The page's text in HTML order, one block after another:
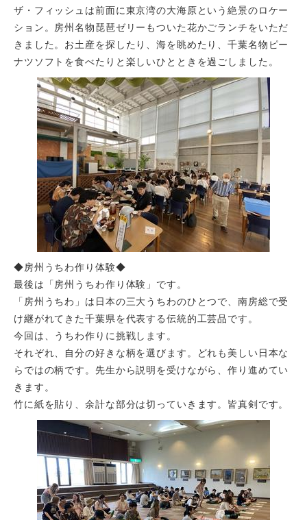
ザ・フィッシュは前面に東京湾の大海原という絶景のロケー
ション。房州名物琵琶ゼリーもついた花かごランチをいただ
きました。お土産を探したり、海を眺めたり、千葉名物ピー
ナツソフトを食べたりと楽しいひとときを過ごしました。
◆房州うちわ作り体験◆
最後は「房州うちわ作り体験」です。
「房州うちわ」は日本の三大うちわのひとつで、南房総で受
け継がれてきた千葉県を代表する伝統的工芸品です。
今回は、うちわ作りに挑戦します。
それぞれ、自分の好きな柄を選びます。どれも美しい日本な
らではの柄です。先生から説明を受けながら、作り進めてい
きます。
竹に紙を貼り、余計な部分は切っていきます。皆真剣です。